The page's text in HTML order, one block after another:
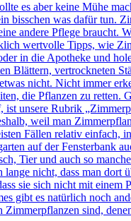
es aber keine Mühe
bisschen was dafür tun.
andere Pflege braucht.
wertvolle Tipps, wie
in die Apotheke und
Blättern, vertrockneten
nicht. Nicht immer
die Pflanzen zu retten.
unsere Rubrik
weil man
Fällen relativ einfach,
auf der Fensterbank
Tier und auch so
nicht, dass man dort
sie sich nicht mit einem
gibt es natürlich noch
sind,